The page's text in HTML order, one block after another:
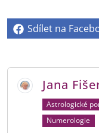
Sdílet na
Jana
Astrologické
Numerologie